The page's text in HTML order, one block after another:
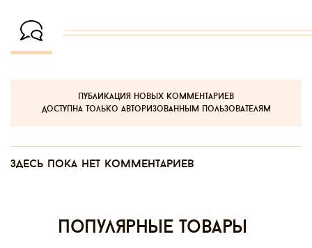
публикация новых комментариев
доступна только авторизованным пользователям
Здесь пока нет комментариев
Популярные товары